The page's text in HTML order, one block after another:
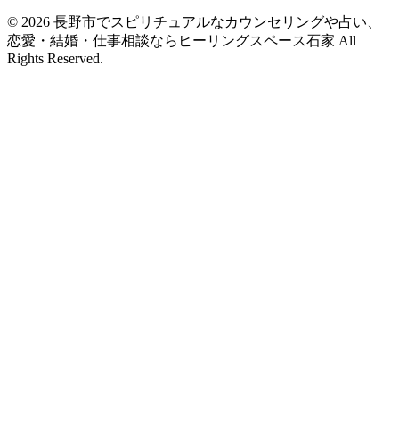
© 2026 長野市でスピリチュアルなカウンセリングや占い、
恋愛・結婚・仕事相談ならヒーリングスペース石家 All
Rights Reserved.